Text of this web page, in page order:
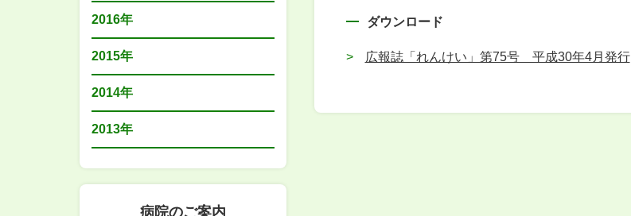
ダウンロード
広報誌「れんけい」第75号 平成30年4月発行
2016年
2015年
2014年
2013年
病院のご案内